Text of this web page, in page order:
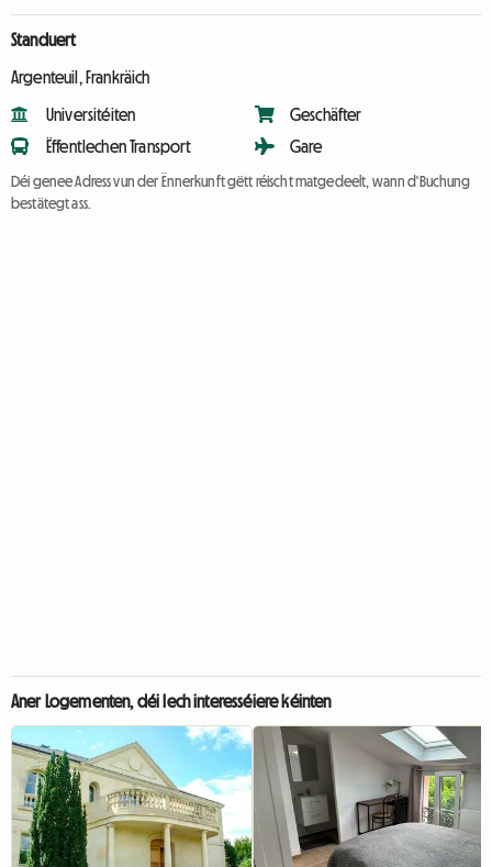
Standuert
Argenteuil, Frankräich
Universitéiten
Ëffentlechen Transport
Geschäfter
Gare
Déi genee Adress vun der Ënnerkunft gëtt réischt matgedeelt, wann d'Buchung
bestätegt ass.
Aner Logementen, déi Iech interesséiere kéinten